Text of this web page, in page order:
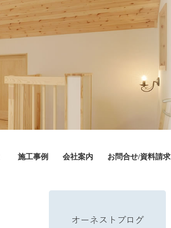
施工事例 会社案内 お問合せ/資料請求
オーネストブログ